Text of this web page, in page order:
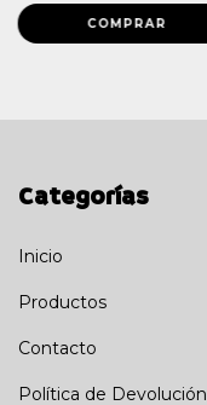
Categorías
Inicio
Productos
Contacto
Política de Devolución